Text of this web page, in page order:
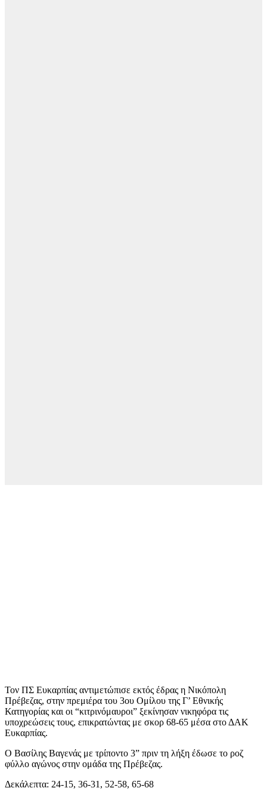
Τον ΠΣ Ευκαρπίας αντιμετώπισε εκτός έδρας η Νικόπολη
Πρέβεζας, στην πρεμιέρα του 3ου Ομίλου της Γ’ Εθνικής
Κατηγορίας και οι “κιτρινόμαυροι” ξεκίνησαν νικηφόρα τις
υποχρεώσεις τους, επικρατώντας με σκορ 68-65 μέσα στο ΔΑΚ
Ευκαρπίας.
Ο Βασίλης Βαγενάς με τρίποντο 3” πριν τη λήξη έδωσε το ροζ
φύλλο αγώνος στην ομάδα της Πρέβεζας.
Δεκάλεπτα: 24-15, 36-31, 52-58, 65-68